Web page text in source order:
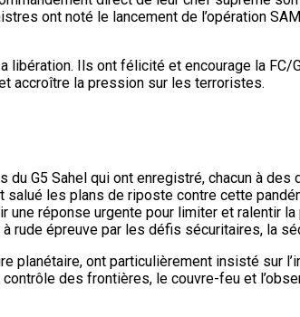
ont noté le lancement de l’opération
Ils ont félicité et encourage la FC/
accroître la pression sur les terroristes.
G5 Sahel qui ont enregistré, chacun à
les plans de riposte contre cette
une réponse urgente pour limiter et ralentir
épreuve par les défis sécuritaires, la
ont particulièrement insisté sur
des frontières, le couvre-feu et